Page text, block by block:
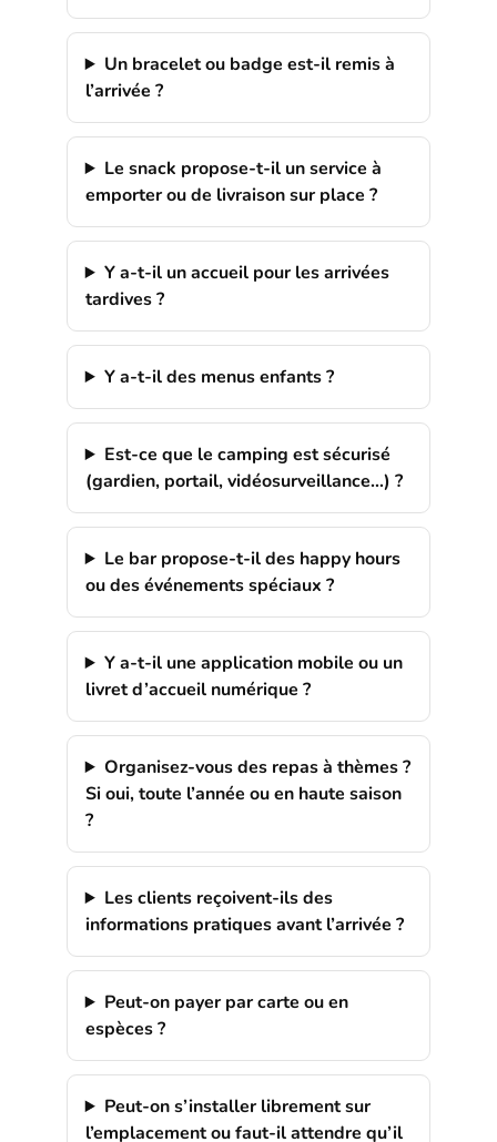
Un bracelet ou badge est-il remis à
l’arrivée ?
Le snack propose-t-il un service à
emporter ou de livraison sur place ?
Y a-t-il un accueil pour les arrivées
tardives ?
Y a-t-il des menus enfants ?
Est-ce que le camping est sécurisé
(gardien, portail, vidéosurveillance…) ?
Le bar propose-t-il des happy hours
ou des événements spéciaux ?
Y a-t-il une application mobile ou un
livret d’accueil numérique ?
Organisez-vous des repas à thèmes ?
Si oui, toute l’année ou en haute saison
?
Les clients reçoivent-ils des
informations pratiques avant l’arrivée ?
Peut-on payer par carte ou en
espèces ?
Peut-on s’installer librement sur
l’emplacement ou faut-il attendre qu’il